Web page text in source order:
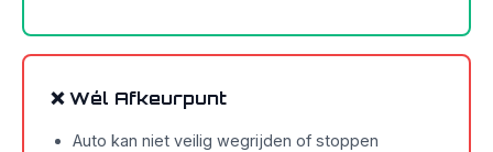
❌ Wél Afkeurpunt
Auto kan niet veilig wegrijden of stoppen